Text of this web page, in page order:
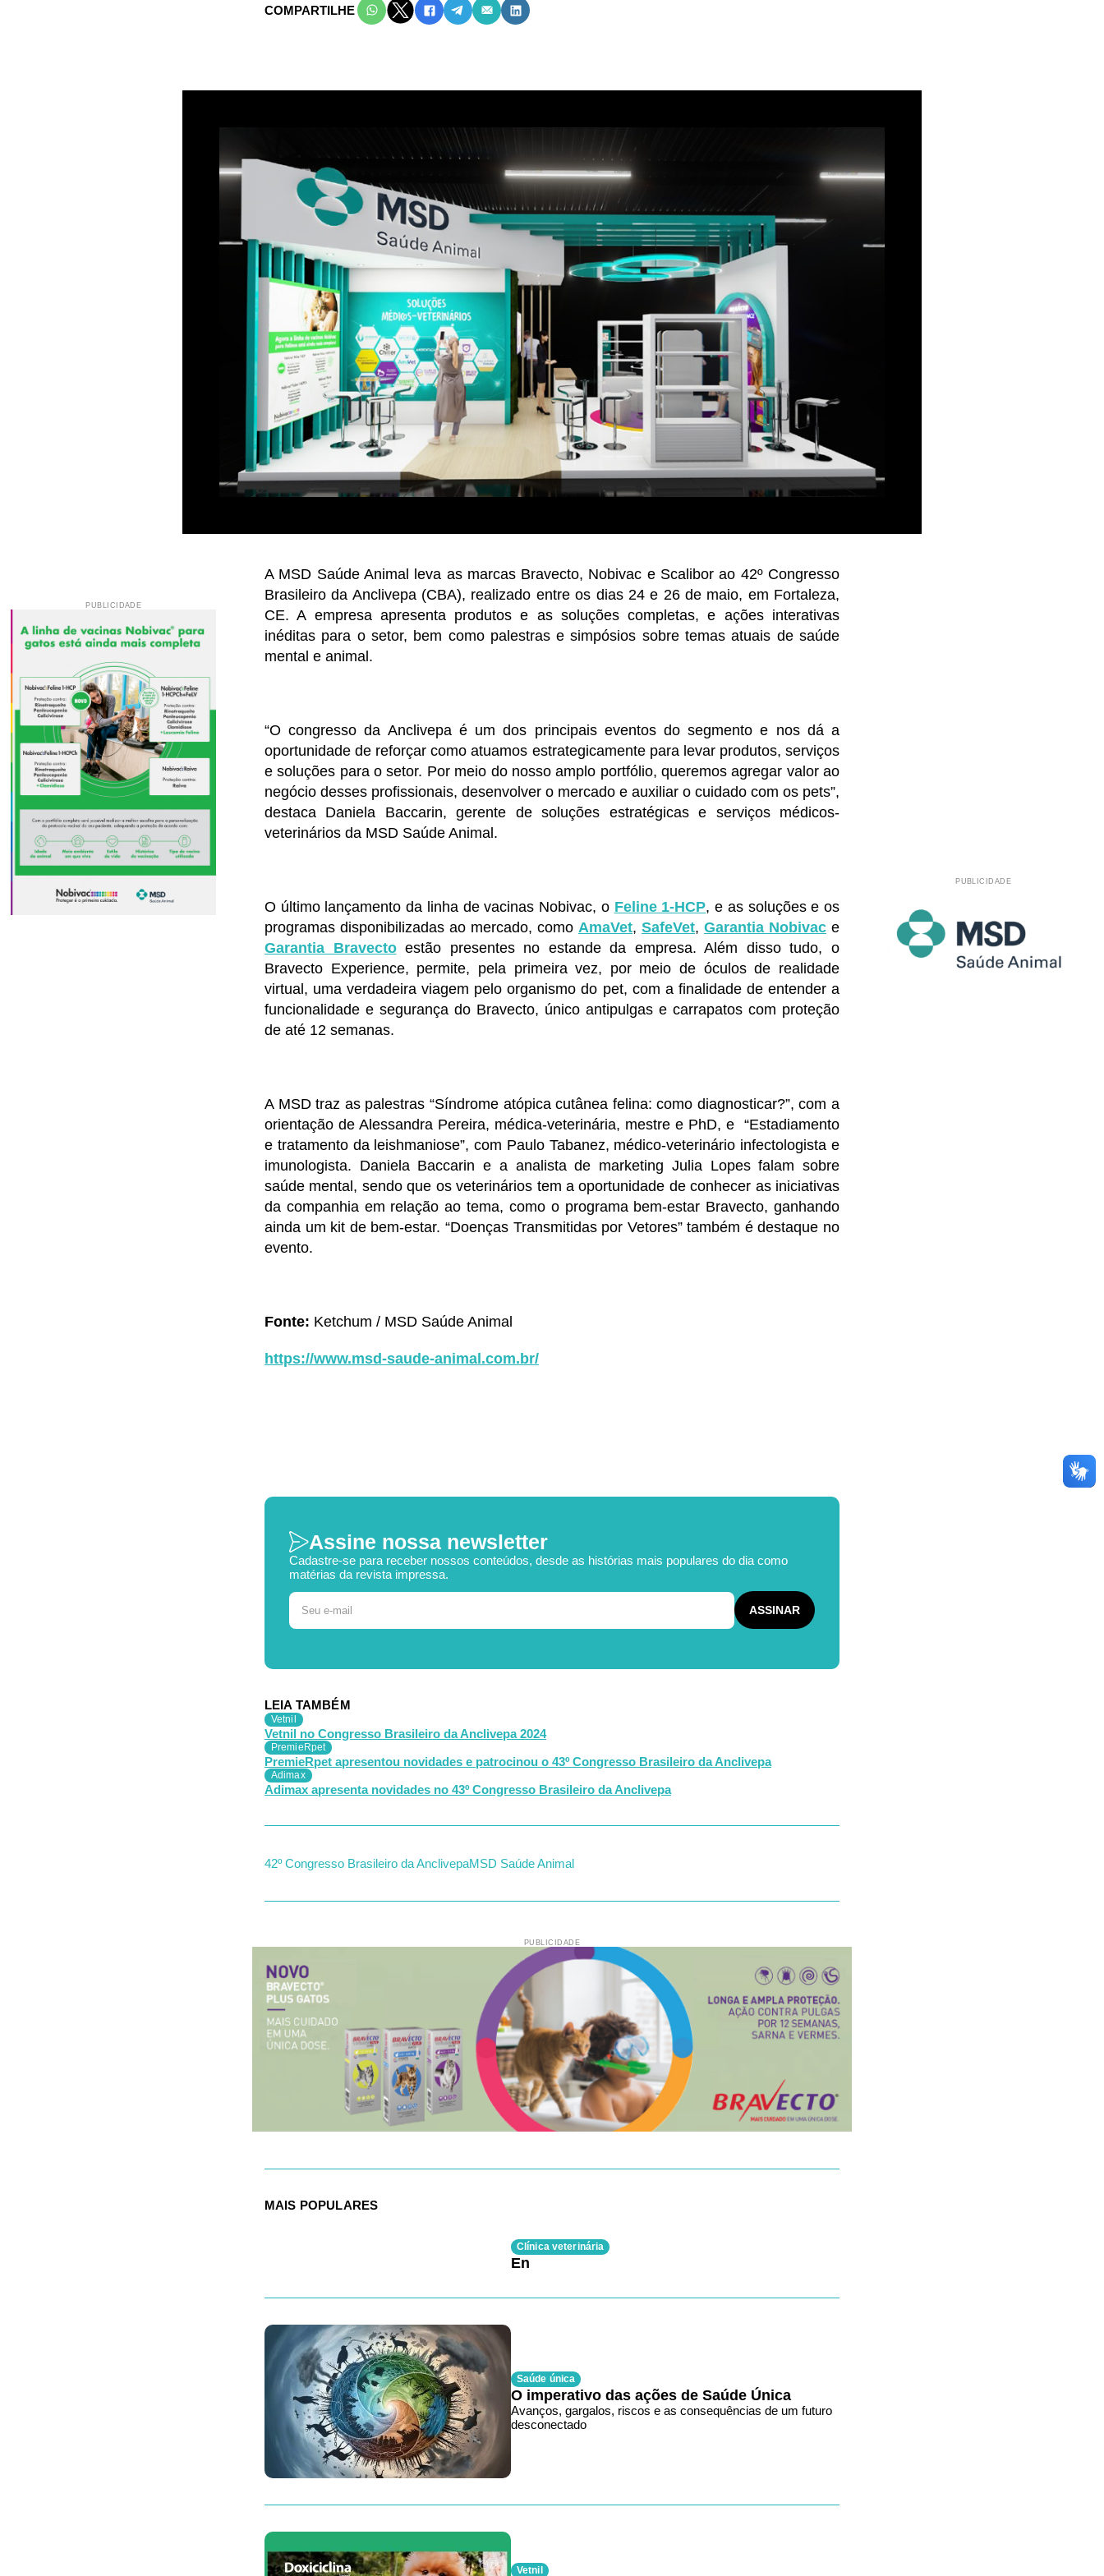
COMPARTILHE
A MSD Saúde Animal leva as marcas Bravecto, Nobivac e Scalibor ao 42º Congresso
Brasileiro da Anclivepa (CBA), realizado entre os dias 24 e 26 de maio, em Fortaleza,
CE. A empresa apresenta produtos e as soluções completas, e ações interativas
inéditas para o setor, bem como palestras e simpósios sobre temas atuais de saúde
mental e animal.
PUBLICIDADE
“O congresso da Anclivepa é um dos principais eventos do segmento e nos dá a
oportunidade de reforçar como atuamos estrategicamente para levar produtos, serviços
e soluções para o setor. Por meio do nosso amplo portfólio, queremos agregar valor ao
negócio desses profissionais, desenvolver o mercado e auxiliar o cuidado com os pets”,
destaca Daniela Baccarin, gerente de soluções estratégicas e serviços médicos-
veterinários da MSD Saúde Animal.
O último lançamento da linha de vacinas Nobivac, o Feline 1-HCP, e as soluções e os
programas disponibilizadas ao mercado, como AmaVet, SafeVet, Garantia Nobivac e
Garantia Bravectoestão presentes no estande da empresa. Além disso tudo, o
Bravecto Experience, permite, pela primeira vez, por meio de óculos de realidade
virtual, uma verdadeira viagem pelo organismo do pet, com a finalidade de entender a
funcionalidade e segurança do Bravecto, único antipulgas e carrapatos com proteção
de até 12 semanas.
PUBLICIDADE
A MSD traz as palestras “Síndrome atópica cutânea felina: como diagnosticar?”, com a
orientação de Alessandra Pereira, médica-veterinária, mestre e PhD, e “Estadiamento
e tratamento da leishmaniose”, com Paulo Tabanez, médico-veterinário infectologista e
imunologista. Daniela Baccarin e a analista de marketing Julia Lopes falam sobre
saúde mental, sendo que os veterinários tem a oportunidade de conhecer as iniciativas
da companhia em relação ao tema, como o programa bem-estar Bravecto, ganhando
ainda um kit de bem-estar. “Doenças Transmitidas por Vetores” também é destaque no
evento.
Fonte: Ketchum / MSD Saúde Animal
https://www.msd-saude-animal.com.br/
Assine nossa newsletter
Cadastre-se para receber nossos conteúdos, desde as histórias mais populares do dia como
matérias da revista impressa.
LEIA TAMBÉM
Vetnil
Vetnil no Congresso Brasileiro da Anclivepa 2024
PremieRpet
PremieRpet apresentou novidades e patrocinou o 43º Congresso Brasileiro da Anclivepa
Adimax
Adimax apresenta novidades no 43º Congresso Brasileiro da Anclivepa
42º Congresso Brasileiro da AnclivepaMSD Saúde Animal
PUBLICIDADE
MAIS POPULARES
Clínica veterinária
En
Saúde única
O imperativo das ações de Saúde Única
Avanços, gargalos, riscos e as consequências de um futuro
desconectado
Vetnil